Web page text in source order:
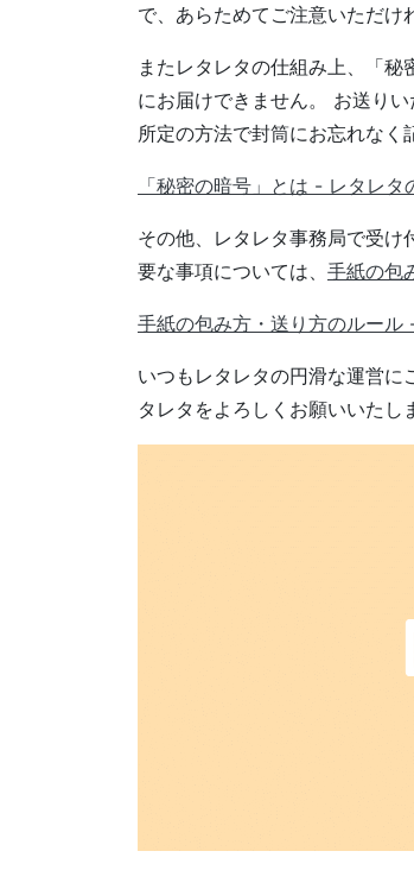
で、あらためてご注意いただけ
またレタレタの仕組み上、「
にお届けできません。 お送り
所定の方法で封筒にお忘れなく
「秘密の暗号」とは - レタレタ
その他、レタレタ事務局で受
要な事項については、 手紙の包
手紙の包み方・送り方のルール
いつもレタレタの円滑な運営に
タレタをよろしくお願いいたし